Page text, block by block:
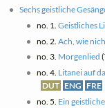
Sechs geistliche
no. 1. Geistliches
no. 2. Ach, wie
no. 3. Morgenlied
no. 4. Litanei auf
DUT ENG FRE
no. 5. Ein